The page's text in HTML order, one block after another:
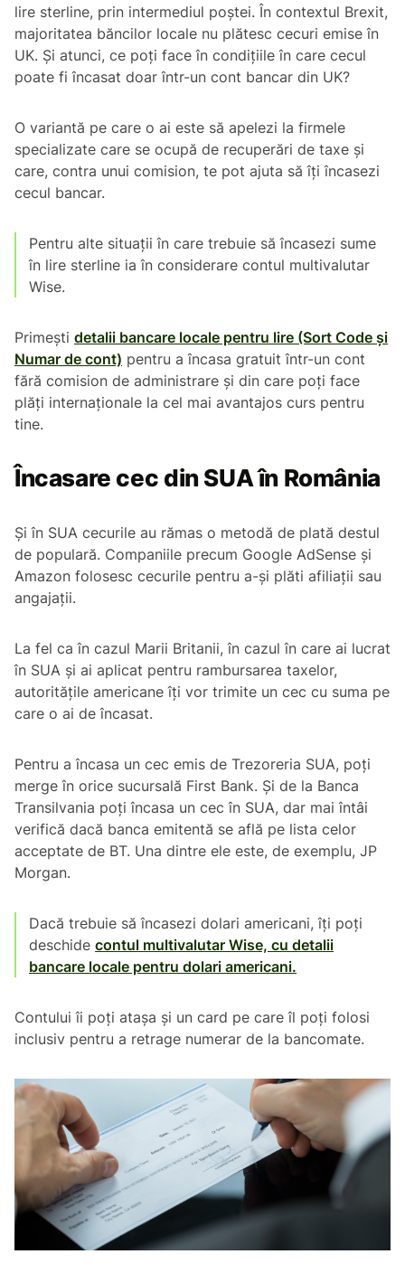
lire sterline, prin intermediul poștei. În contextul Brexit,
majoritatea băncilor locale nu plătesc cecuri emise în
UK. Și atunci, ce poți face în condițiile în care cecul
poate fi încasat doar într-un cont bancar din UK?
O variantă pe care o ai este să apelezi la firmele
specializate care se ocupă de recuperări de taxe și
care, contra unui comision, te pot ajuta să îți încasezi
cecul bancar.
Pentru alte situații în care trebuie să încasezi sume
în lire sterline ia în considerare contul multivalutar
Wise.
Primești detalii bancare locale pentru lire (Sort Code și
Numar de cont) pentru a încasa gratuit într-un cont
fără comision de administrare și din care poți face
plăți internaționale la cel mai avantajos curs pentru
tine.
Încasare cec din SUA în România
Și în SUA cecurile au rămas o metodă de plată destul
de populară. Companiile precum Google AdSense și
Amazon folosesc cecurile pentru a-și plăti afiliații sau
angajații.
La fel ca în cazul Marii Britanii, în cazul în care ai lucrat
în SUA și ai aplicat pentru rambursarea taxelor,
autoritățile americane îți vor trimite un cec cu suma pe
care o ai de încasat.
Pentru a încasa un cec emis de Trezoreria SUA, poți
merge în orice sucursală First Bank. Și de la Banca
Transilvania poți încasa un cec în SUA, dar mai întâi
verifică dacă banca emitentă se află pe lista celor
acceptate de BT. Una dintre ele este, de exemplu, JP
Morgan.
Dacă trebuie să încasezi dolari americani, îți poți
deschide contul multivalutar Wise, cu detalii
bancare locale pentru dolari americani.
Contului îi poți atașa și un card pe care îl poți folosi
inclusiv pentru a retrage numerar de la bancomate.